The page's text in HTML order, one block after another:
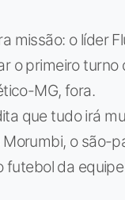
missão: o líder
o primeiro turno
MG, fora.
que tudo irá
o são-
futebol da